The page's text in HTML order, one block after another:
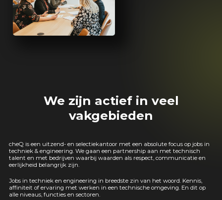
We zijn actief in veel
vakgebieden
cheQ is een uitzend- en selectiekantoor met een absolute focus op jobs in
techniek & engineering. We gaan een partnership aan met technisch
talent en met bedrijven waarbij waarden als respect, communicatie en
eerlijkheid belangrijk zijn.
Jobs in techniek en engineering in breedste zin van het woord. Kennis,
affiniteit of ervaring met werken in een technische omgeving. En dit op
alle niveaus, functies en sectoren.